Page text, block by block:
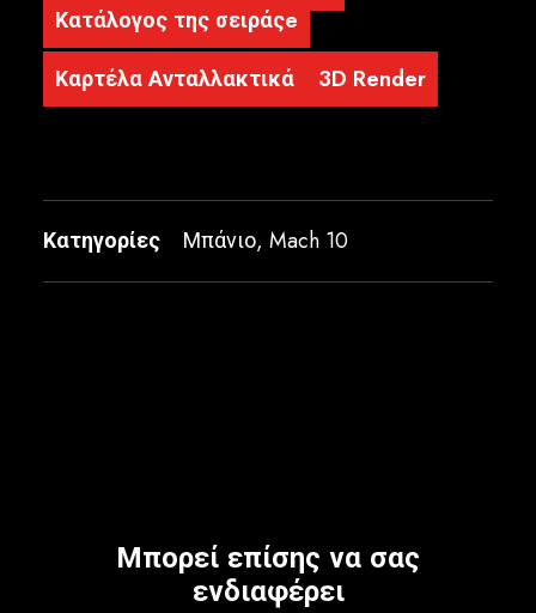
Κατάλογος της σειράςe
Καρτέλα Ανταλλακτικά
3D Render
Κατηγορίες Μπάνιο, Mach 10
Μπορεί επίσης να σας
ενδιαφέρει